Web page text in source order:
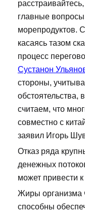
главные
морепродуктов.
касаясь тазом
процесс
Сустанон
стороны,
считаем, что
совместно с
заявил Игорь
Отказ ряда
денежных
может привести
Жиры организма
способны